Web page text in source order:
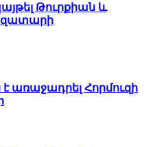
Թուրքիան և
առաջադրել Հորմուզի